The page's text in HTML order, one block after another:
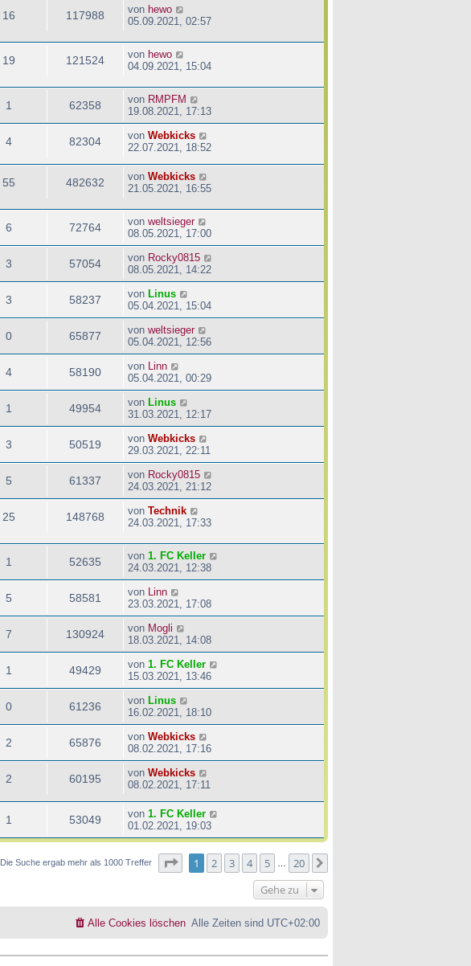
16 117988 von hewo
05.09.2021, 02:57
19 121524 von hewo
04.09.2021, 15:04
1 62358 von RMPFM
19.08.2021, 17:13
4 82304 von Webkicks
22.07.2021, 18:52
55 482632 von Webkicks
21.05.2021, 16:55
6 72764 von weltsieger
08.05.2021, 17:00
3 57054 von Rocky0815
08.05.2021, 14:22
3 58237 von Linus
05.04.2021, 15:04
0 65877 von weltsieger
05.04.2021, 12:56
4 58190 von Linn
05.04.2021, 00:29
1 49954 von Linus
31.03.2021, 12:17
3 50519 von Webkicks
29.03.2021, 22:11
5 61337 von Rocky0815
24.03.2021, 21:12
25 148768 von Technik
24.03.2021, 17:33
1 52635 von 1. FC Keller
24.03.2021, 12:38
5 58581 von Linn
23.03.2021, 17:08
7 130924 von Mogli
18.03.2021, 14:08
1 49429 von 1. FC Keller
15.03.2021, 13:46
0 61236 von Linus
16.02.2021, 18:10
2 65876 von Webkicks
08.02.2021, 17:16
2 60195 von Webkicks
08.02.2021, 17:11
1 53049 von 1. FC Keller
01.02.2021, 19:03
Die Suche ergab mehr als 1000 Treffer Seite von20
1 2 3 4 5 20
Gehe zu
Alle Zeiten sind UTC+02:00
Alle Cookies löschen